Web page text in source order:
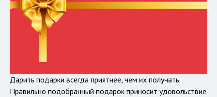
Дарить подарки всегда приятнее, чем их получать.
Правильно подобранный подарок приносит удовольствие